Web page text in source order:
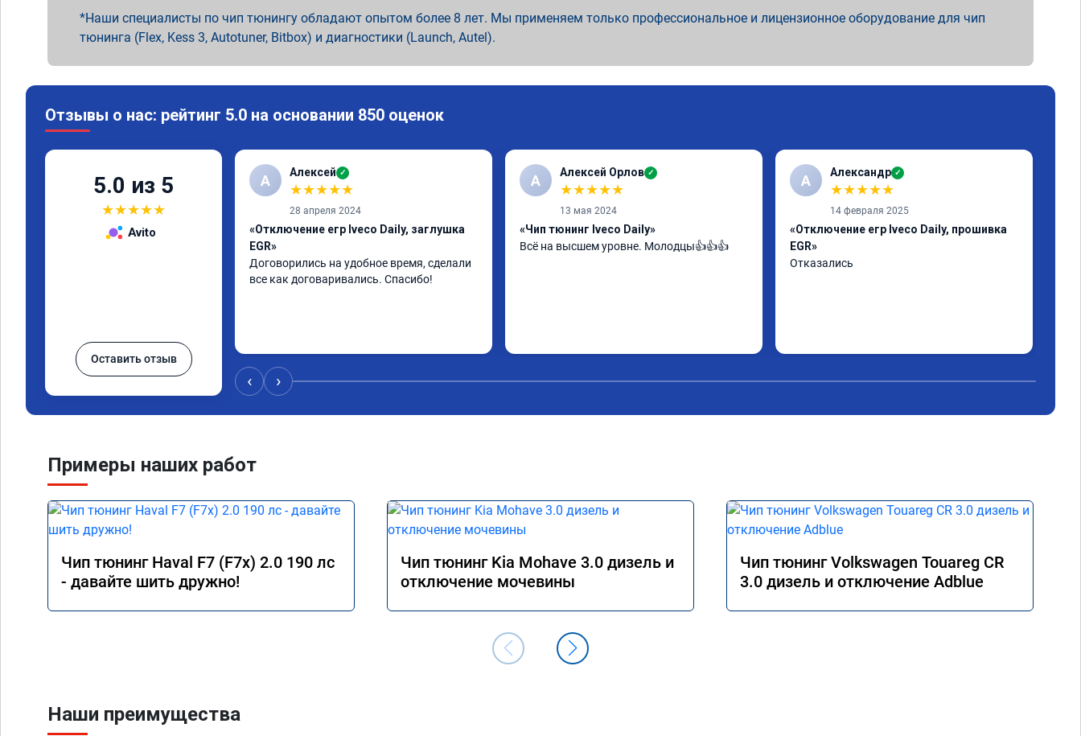
Наши специалисты по чип тюнингу обладают опытом более 8 лет. Мы применяем только профессиональное и лицензионное оборудование для чип
тюнинга (Flex, Kess 3, Autotuner, Bitbox) и диагностики (Launch, Autel).
Отзывы о нас: рейтинг 5.0 на основании 850 оценок
5.0 из 5
★★★★★
Avito
Оставить отзыв
А Алексей ✓
★★★★★
28 апреля 2024
«Отключение егр Iveco Daily, заглушка
EGR»
Договорились на удобное время, сделали
все как договаривались. Спасибо!
А Алексей Орлов ✓
★★★★★
13 мая 2024
«Чип тюнинг Iveco Daily»
Всё на высшем уровне. Молодцы👍👍👍
А Александр ✓
★★★★★
14 февраля 2025
«Отключение егр Iveco Daily, прошивка
EGR»
Отказались
‹ ›
Примеры наших работ
Чип тюнинг Haval F7 (F7x) 2.0 190 лс
- давайте шить дружно!
Чип тюнинг Kia Mohave 3.0 дизель и
отключение мочевины
Чип тюнинг Volkswagen Touareg CR
3.0 дизель и отключение Adblue
Наши преимущества